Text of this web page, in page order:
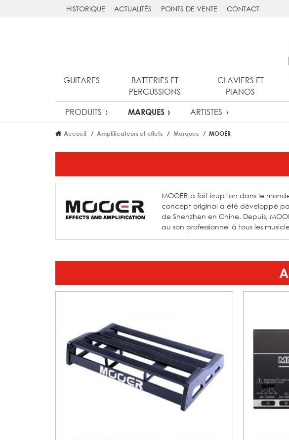
HISTORIQUE ACTUALITÉS POINTS DE VENTE CONTACT
GUITARES
BATTERIES ET
PERCUSSIONS
CLAVIERS ET
PIANOS
PRODUITS MARQUES ARTISTES
Accueil Amplificateurs et effets Marques MOOER
MOOER a fait irruption dans le
concept original a été développé
de Shenzhen en Chine. Depuis,
au son professionnel à tous les